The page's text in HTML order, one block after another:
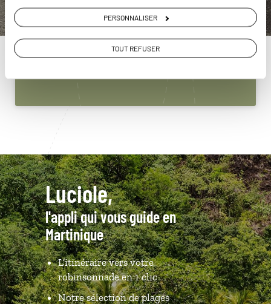
PERSONNALISER
TOUT REFUSER
Construisez votre voyage avec un spécialiste
Martinique
01 53 10 21 61
Luciole,
l'appli qui vous guide en
Martinique
L’itinéraire vers votre
robinsonnade en 1 clic
Notre sélection de plages